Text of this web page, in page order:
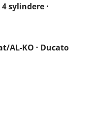
4 sylindere ·
AL-KO · Ducato